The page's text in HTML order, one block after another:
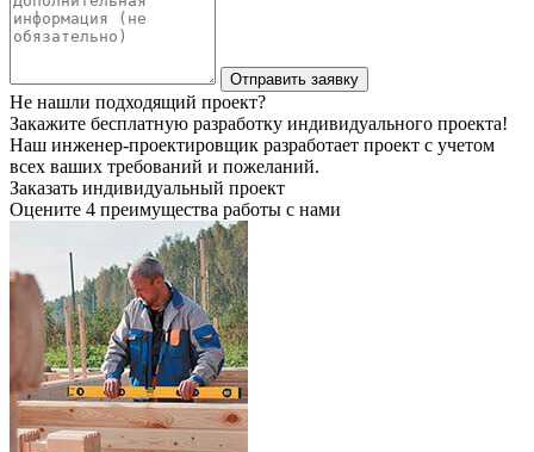
Не нашли подходящий проект?
Закажите бесплатную разработку индивидуального проекта!
Наш инженер-проектировщик разработает проект с учетом
всех ваших требований и пожеланий.
Заказать индивидуальный проект
Оцените 4 преимущества работы с нами